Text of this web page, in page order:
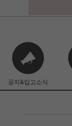
공지&입고소식